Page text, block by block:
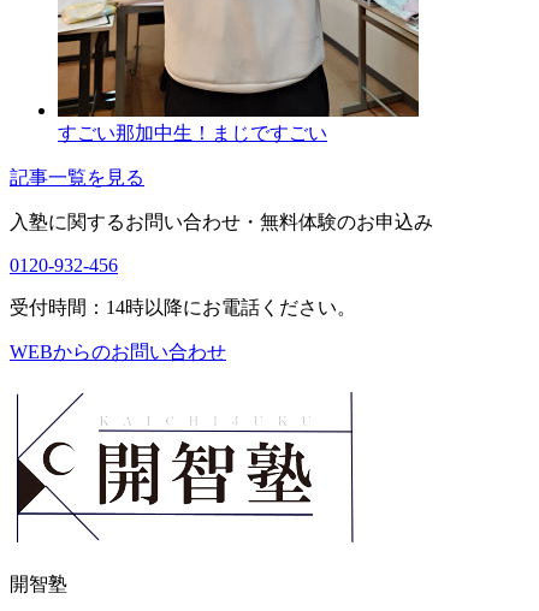
すごい那加中生！まじですごい
記事一覧を見る
入塾に関するお問い合わせ・ 無料体験のお申込み
0120-932-456
受付時間：14時以降にお電話ください。
WEBからのお問い合わせ
開智塾